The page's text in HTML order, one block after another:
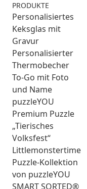
PRODUKTE
Personalisiertes
Keksglas mit
Gravur
Personalisierter
Thermobecher
To-Go mit Foto
und Name
puzzleYOU
Premium Puzzle
„Tierisches
Volksfest“
Littlemonstertime
Puzzle-Kollektion
von puzzleYOU
SMART SORTED®